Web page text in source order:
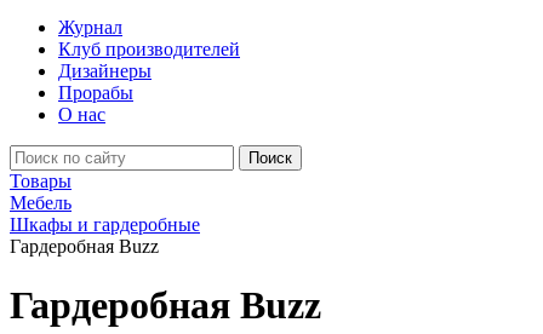
Журнал
Клуб производителей
Дизайнеры
Прорабы
О нас
Товары
Мебель
Шкафы и гардеробные
Гардеробная Buzz
Гардеробная Buzz